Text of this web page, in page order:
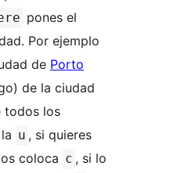
pones el
Por ejemplo
de Porto
de la ciudad
todos los
u , si quieres
coloca c , si lo